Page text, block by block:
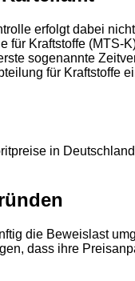
erfolgt dabei
Kraftstoffe (MTS-
sogenannte
für Kraftstoffe
in
die Beweislast
dass ihre